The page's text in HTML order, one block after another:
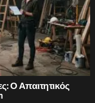
Ο Απαιτητικός